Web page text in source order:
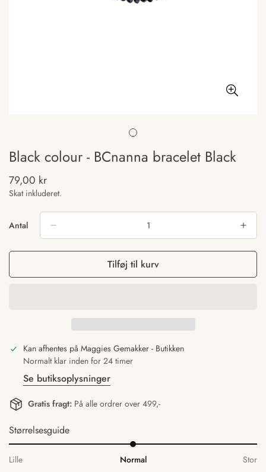
Black colour - BCnanna bracelet Black
Normal
pris
79,00 kr
Skat inkluderet.
Antal
Tilføj til kurv
Kan afhentes på Maggies Gemakker - Butikken
Normalt klar inden for 24 timer
Se butiksoplysninger
Gratis fragt: På alle ordrer over 499,-
Størrelsesguide
Lille Normal Stor